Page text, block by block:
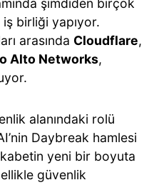
şimdiden birçok
birliği yapıyor.
arasında Cloudflare,
Alto Networks,
alanındaki rolü
Daybreak hamlesi
yeni bir boyuta
güvenlik